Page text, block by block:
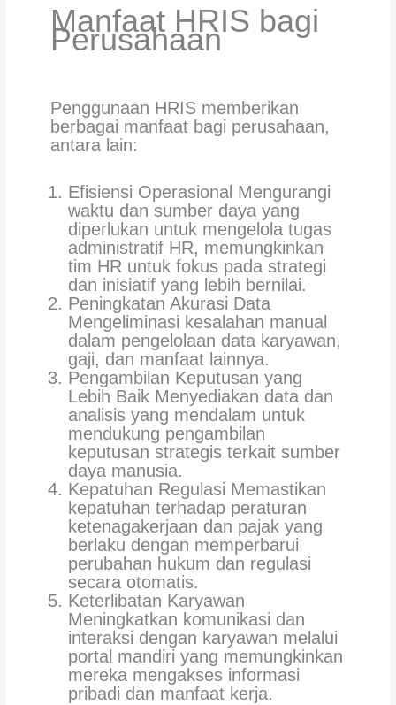
Manfaat HRIS bagi
Perusahaan
Penggunaan HRIS memberikan
berbagai manfaat bagi perusahaan,
antara lain:
Efisiensi Operasional Mengurangi
waktu dan sumber daya yang
diperlukan untuk mengelola tugas
administratif HR, memungkinkan
tim HR untuk fokus pada strategi
dan inisiatif yang lebih bernilai.
Peningkatan Akurasi Data
Mengeliminasi kesalahan manual
dalam pengelolaan data karyawan,
gaji, dan manfaat lainnya.
Pengambilan Keputusan yang
Lebih Baik Menyediakan data dan
analisis yang mendalam untuk
mendukung pengambilan
keputusan strategis terkait sumber
daya manusia.
Kepatuhan Regulasi Memastikan
kepatuhan terhadap peraturan
ketenagakerjaan dan pajak yang
berlaku dengan memperbarui
perubahan hukum dan regulasi
secara otomatis.
Keterlibatan Karyawan
Meningkatkan komunikasi dan
interaksi dengan karyawan melalui
portal mandiri yang memungkinkan
mereka mengakses informasi
pribadi dan manfaat kerja.